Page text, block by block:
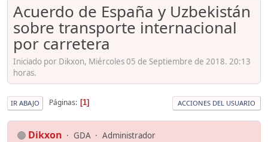
Acuerdo de España y Uzbekistán
sobre transporte internacional
por carretera
Iniciado por Dikxon, Miércoles 05 de Septiembre de 2018. 20:13
horas.
IR ABAJO Páginas 1 ACCIONES DEL USUARIO
Dikxon GDA Administrador